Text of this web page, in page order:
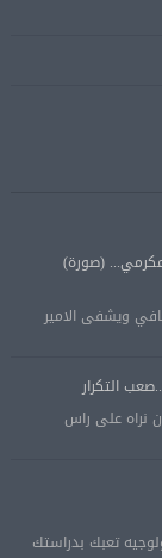
(صورة)
ويشفى الامير
التكرار
نراه على راس
تعبك بدراستك